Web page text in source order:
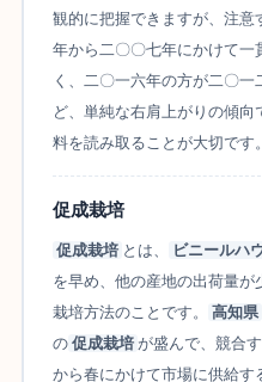
観的に把握できますが、注意
年から二〇〇七年にかけて一
く、二〇一六年の方が二〇
ど、単純な右肩上がりの傾
料を読み取ることが大切です。
促成栽培
促成栽培 とは、 ビニールハ
を早め、他の産地の出荷量
栽培方法のことです。
高知県
の 促成栽培 が盛んで、競合
から春にかけて市場に供給す